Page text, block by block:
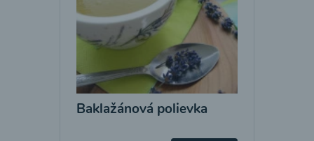
Baklažánová polievka